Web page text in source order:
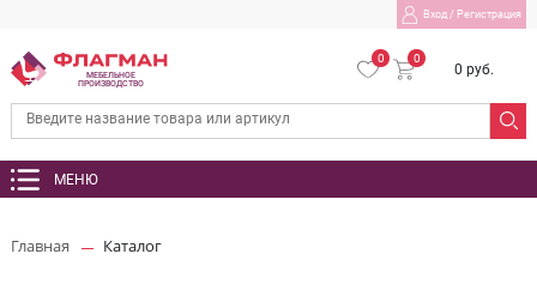
Вход/ Регистрация
МЕБЕЛЬНОЕ
ПРОИЗВОДСТВО
0 0
0 руб.
МЕНЮ
Главная Каталог